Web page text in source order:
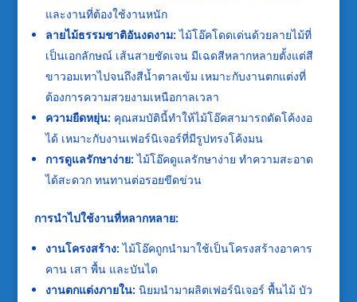
และงานที่ต้องใช้งานหนัก
ลายไม้ธรรมชาติอันงดงาม: ไม้โอ๊คโดดเด่นด้วยลายไม้ที่
เป็นเอกลักษณ์ เส้นสายชัดเจน มีเฉดสีหลากหลายตั้งแต่สี
ขาวอมเทาไปจนถึงสีน้ำตาลเข้ม เหมาะกับงานตกแต่งที่
ต้องการความสวยงามเหนือกาลเวลา
ความยืดหยุ่น: คุณสมบัตินี้ทำให้ไม้โอ๊คสามารถดัดโค้งงอ
ได้ เหมาะกับงานเฟอร์นิเจอร์ที่มีรูปทรงโค้งมน
การดูแลรักษาง่าย: ไม้โอ๊คดูแลรักษาง่าย ทำความสะอาด
ได้สะดวก ทนทานต่อรอยขีดข่วน
การนำไปใช้งานที่หลากหลาย:
งานโครงสร้าง: ไม้โอ๊คถูกนำมาใช้เป็นโครงสร้างอาคาร
คาน เสา พื้น และบันได
งานตกแต่งภายใน: นิยมนำมาผลิตเฟอร์นิเจอร์ พื้นไม้ บัว